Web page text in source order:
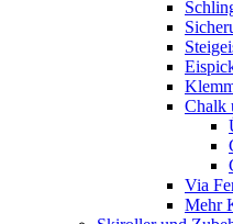
Chalk
Via
Mehr